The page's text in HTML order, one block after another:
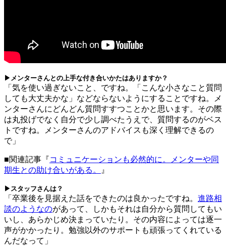
▶メンターさんとの上手な付き合いかたはありますか？
「気を使い過ぎないこと、ですね。「こんな小さなこと質問
しても大丈夫かな」などならないようにすることですね。メ
ンターさんにどんどん質問すすつことかと思います。その際
は丸投げでなく自分で少し調べたうえで、質問するのがベス
トですね。メンターさんのアドバイスも深く理解できるの
で」
■関連記事『コミュニケーションも必然的に。メンターや同
期生との助け合いがある。
』
▶スタッフさんは？
「卒業後を見据えた話をできたのは良かったですね。 進路相
談のようなのがあって、しかもそれは自分から質問してもい
いし、あらかじめ決まっていたり。その内容によっては逐一
声がかかったり。勉強以外のサポートも頑張ってくれている
んだなって」